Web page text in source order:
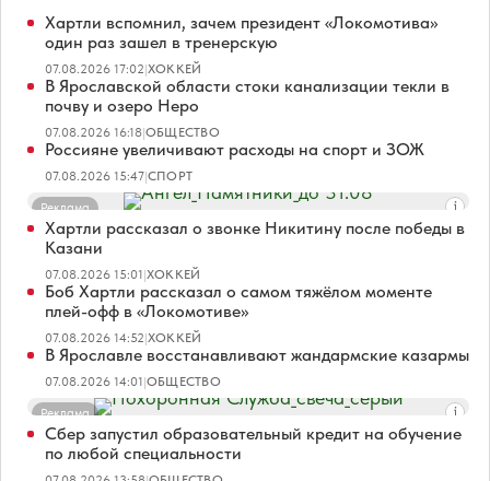
Хартли вспомнил, зачем президент «Локомотива»
один раз зашел в тренерскую
07.08.2026 17:02|ХОККЕЙ
В Ярославской области стоки канализации текли в
почву и озеро Неро
07.08.2026 16:18|ОБЩЕСТВО
Россияне увеличивают расходы на спорт и ЗОЖ
07.08.2026 15:47|СПОРТ
Реклама
Хартли рассказал о звонке Никитину после победы в
Казани
07.08.2026 15:01|ХОККЕЙ
Боб Хартли рассказал о самом тяжёлом моменте
плей-офф в «Локомотиве»
07.08.2026 14:52|ХОККЕЙ
В Ярославле восстанавливают жандармские казармы
07.08.2026 14:01|ОБЩЕСТВО
Реклама
Сбер запустил образовательный кредит на обучение
по любой специальности